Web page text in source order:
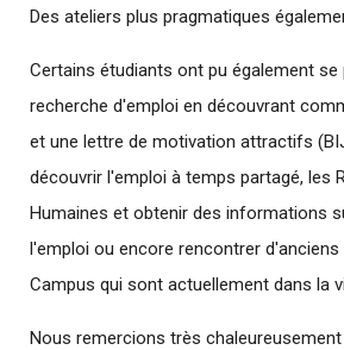
Des ateliers plus pragmatiques
Certains étudiants ont pu également se
recherche d'emploi en découvrant
et une lettre de motivation attractifs
découvrir l'emploi à temps partagé, les
Humaines et obtenir des informations
l'emploi ou encore rencontrer d'anciens
Campus qui sont actuellement dans la
Nous remercions très